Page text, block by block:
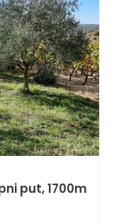
put, 1700m